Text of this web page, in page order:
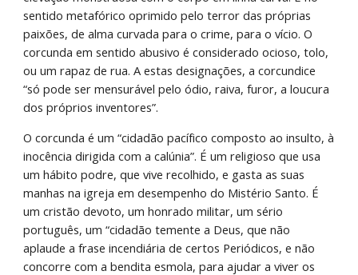
sentido metafórico oprimido pelo terror das próprias
paixões, de alma curvada para o crime, para o vício. O
corcunda em sentido abusivo é considerado ocioso, tolo,
ou um rapaz de rua. A estas designações, a corcundice
“só pode ser mensurável pelo ódio, raiva, furor, a loucura
dos próprios inventores”.
O corcunda é um “cidadão pacífico composto ao insulto, à
inocência dirigida com a calúnia”. É um religioso que usa
um hábito podre, que vive recolhido, e gasta as suas
manhas na igreja em desempenho do Mistério Santo. É
um cristão devoto, um honrado militar, um sério
português, um “cidadão temente a Deus, que não
aplaude a frase incendiária de certos Periódicos, e não
concorre com a bendita esmola, para ajudar a viver os